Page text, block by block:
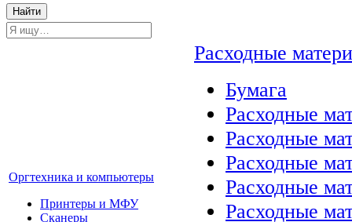
Найти
Оргтехника и компьютеры
Принтеры и МФУ
Сканеры
Расходные
Бумага
Расходные
Расходные
Расходные
Расходные
Расходные